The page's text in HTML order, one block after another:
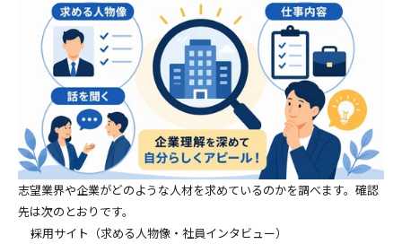
志望業界や企業がどのような人材を求めているのかを調べます。確認
先は次のとおりです。
採用サイト（求める人物像・社員インタビュー）